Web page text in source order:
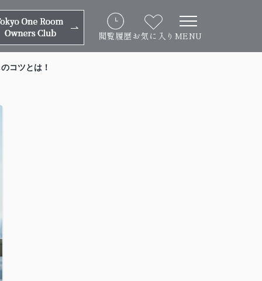
閲覧履歴お気に入り MENU
コツとは！